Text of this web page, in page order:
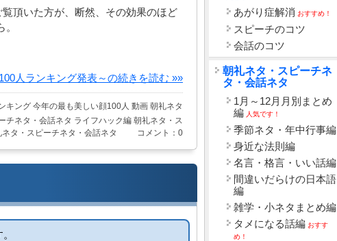
頂いた方が、断然、その効果のほど
。
人ランキング発表～の続きを読む »»
キング 今年の最も美しい顔100人 動画 朝礼ネタ
チネタ・会話ネタ ライフハック編 朝礼ネタ・ス
ネタ・スピーチネタ・会話ネタ コメント：0
あがり症解消 おすすめ！
スピーチのコツ
会話のコツ
朝礼ネタ・スピーチネ
タ・会話ネタ
1月～12月月別まとめ
編 人気です！
季節ネタ・年中行事編
身近な法則編
名言・格言・いい話編
間違いだらけの日本語
編
雑学・小ネタまとめ編
タメになる話編 おすす
め！